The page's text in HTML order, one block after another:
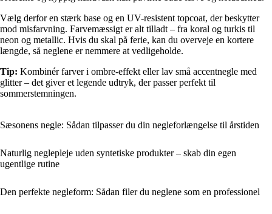
Vælg derfor en stærk base og en UV-resistent topcoat, der beskytter
mod misfarvning. Farvemæssigt er alt tilladt – fra koral og turkis til
neon og metallic. Hvis du skal på ferie, kan du overveje en kortere
længde, så neglene er nemmere at vedligeholde.
Tip: Kombinér farver i ombre-effekt eller lav små accentnegle med
glitter – det giver et legende udtryk, der passer perfekt til
sommerstemningen.
Sæsonens negle: Sådan tilpasser du din negleforlængelse til årstiden
Naturlig neglepleje uden syntetiske produkter – skab din egen
ugentlige rutine
Den perfekte negleform: Sådan filer du neglene som en professionel